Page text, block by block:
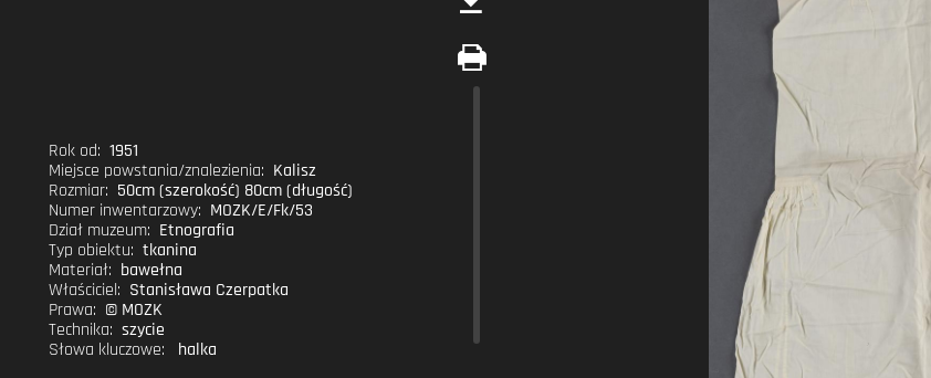
Rok od: 1951
Miejsce powstania/znalezienia: Kalisz
Rozmiar: 50cm (szerokość) 80cm (długość)
Numer inwentarzowy: MOZK/E/Fk/53
Dział muzeum: Etnografia
Typ obiektu: tkanina
Materiał: bawełna
Właściciel: Stanisława Czerpatka
Prawa: © MOZK
Technika: szycie
Słowa kluczowe:
halka